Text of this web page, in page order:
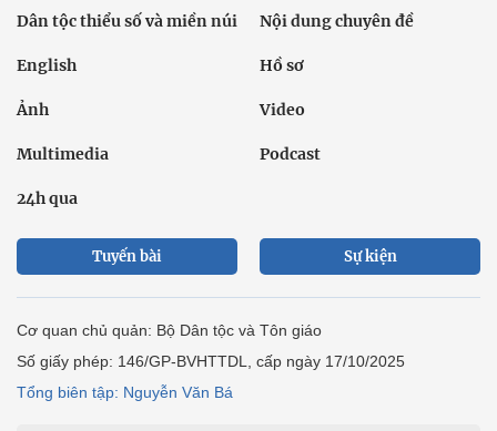
Dân tộc thiểu số và miền núi Nội dung chuyên đề
English Hồ sơ
Ảnh Video
Multimedia Podcast
24h qua
Tuyến bài Sự kiện
Cơ quan chủ quản: Bộ Dân tộc và Tôn giáo
Số giấy phép: 146/GP-BVHTTDL, cấp ngày 17/10/2025
Tổng biên tập: Nguyễn Văn Bá